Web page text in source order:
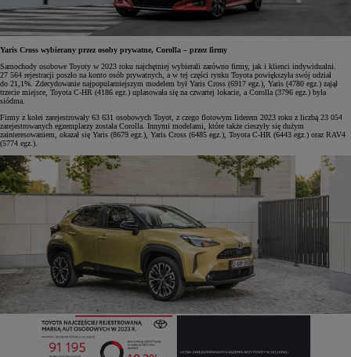
Yaris Cross wybierany przez osoby prywatne, Corolla – przez firmy
Samochody osobowe Toyoty w 2023 roku najchętniej wybierali zarówno firmy, jak i klienci indywidualni.
27 564 rejestracji poszło na konto osób prywatnych, a w tej części rynku Toyota powiększyła swój udział
do 21,1%. Zdecydowanie najpopularniejszym modelem był Yaris Cross (6917 egz.), Yaris (4780 egz.) zajął
trzecie miejsce, Toyota C-HR (4186 egz.) uplasowała się na czwartej lokacie, a Corolla (3796 egz.) była
siódma.
Firmy z kolei zarejestrowały 63 631 osobowych Toyot, z czego flotowym liderem 2023 roku z liczbą 23 054
zarejestrowanych egzemplarzy została Corolla. Innymi modelami, które także cieszyły się dużym
zainteresowaniem, okazał się Yaris (8679 egz.), Yaris Cross (6485 egz.), Toyota C-HR (6443 egz.) oraz RAV4
(5774 egz.).